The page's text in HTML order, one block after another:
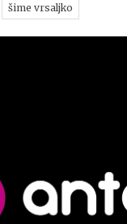
šime vrsaljko